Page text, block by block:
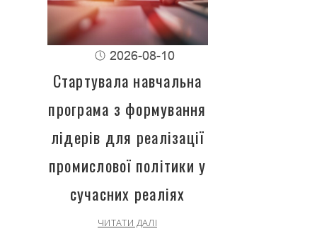
2026-08-10
Стартувала навчальна
програма з формування
лідерів для реалізації
промислової політики у
сучасних реаліях
ЧИТАТИ ДАЛІ